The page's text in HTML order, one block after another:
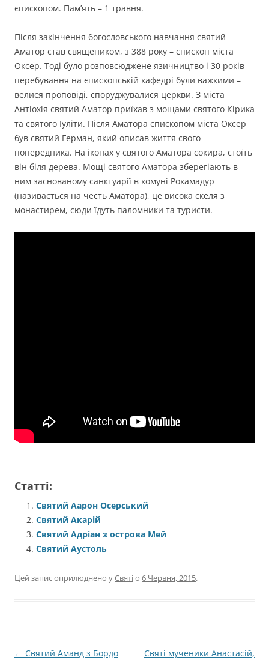
єпископом. Пам’ять – 1 травня.
Після закінчення богословського навчання святий
Аматор став священиком, з 388 року – єпископ міста
Оксер. Тоді було розповсюджене язичництво і 30 років
перебування на єпископській кафедрі були важкими –
велися проповіді, споруджувалися церкви. З міста
Антіохія святий Аматор приїхав з мощами святого Кірика
та святого Іуліти. Після Аматора єпископом міста Оксер
був святий Герман, який описав життя свого
попередника. На іконах у святого Аматора сокира, стоїть
він біля дерева. Мощі святого Аматора зберегіають в
ним заснованому санктуарії в комуні Рокамадур
(називається на честь Аматора), це висока скеля з
монастирем, сюди їдуть паломники та туристи.
Статті:
Святий Аарон Осерський
Святий Акарій
Святий Адріан з острова Мей
Святий Аустоль
Цей запис оприлюднено уСвятіо 6 Червня, 2015.
Навігація
← Святий Аманд з Бордо
Святі мученики Анастасій,